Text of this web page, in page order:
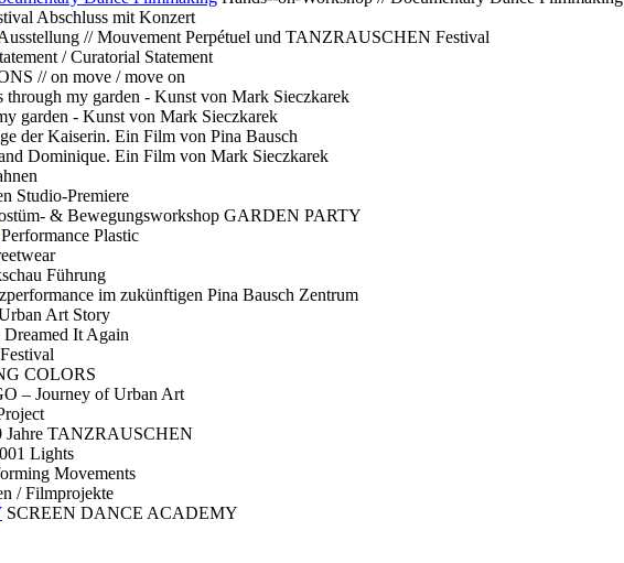
Abschluss mit Konzert
// Mouvement Perpétuel und TANZRAUSCHEN Festival
/ Curatorial Statement
// on move / move on
through my garden - Kunst von Mark Sieczkarek
garden - Kunst von Mark Sieczkarek
der Kaiserin. Ein Film von Pina Bausch
Dominique. Ein Film von Mark Sieczkarek
Studio-Premiere
& Bewegungsworkshop GARDEN PARTY
Performance Plastic
Führung
im zukünftigen Pina Bausch Zentrum
Art Story
It Again
COLORS
– Journey of Urban Art
Jahre TANZRAUSCHEN
Lights
Movements
/ Filmprojekte
SCREEN DANCE ACADEMY